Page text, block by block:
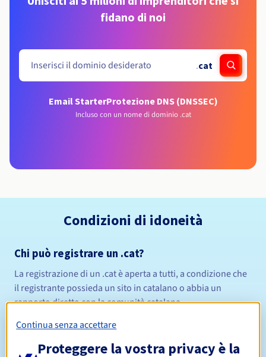
fidano di noi
.cat
Email StarterProtezione DNS (DNSSEC)
Incluso con un nome di dominio .cat
Condizioni di idoneità
Chi può registrare un .cat?
La registrazione di un .cat è aperta a tutti, a condizione che
il registrante possieda un sito in catalano o abbia un
rapporto diretto con la comunità catalana.
Periodo di registrazione Da 1 a 10 anni
Continua senza accettare
Proteggere la vostra privacy è la